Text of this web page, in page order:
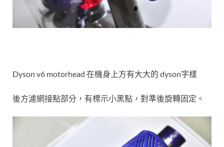
Dyson v6 motorhead 在機身上方有大大的 dyson字樣
後方濾網接點部分，有標示小黑點，對準後旋轉固定。